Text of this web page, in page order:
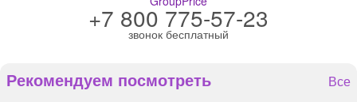
+7 800 775-57-23
звонок бесплатный
Рекомендуем посмотреть Все